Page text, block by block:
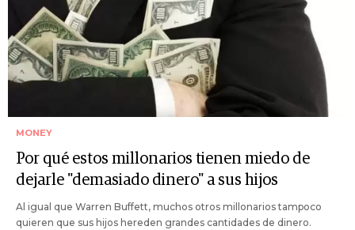
MONEY
Por qué estos millonarios tienen miedo de
dejarle "demasiado dinero" a sus hijos
Al igual que Warren Buffett, muchos otros millonarios tampoco
quieren que sus hijos hereden grandes cantidades de dinero.